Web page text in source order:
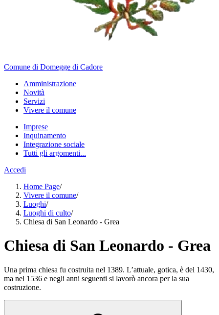
Comune di Domegge di Cadore
Amministrazione
Novità
Servizi
Vivere il comune
Imprese
Inquinamento
Integrazione sociale
Tutti gli argomenti...
Accedi
Home Page/
Vivere il comune/
Luoghi/
Luoghi di culto/
Chiesa di San Leonardo - Grea
Chiesa di San Leonardo - Grea
Una prima chiesa fu costruita nel 1389. L’attuale, gotica, è del 1430,
ma nel 1536 e negli anni seguenti si lavorò ancora per la sua
costruzione.